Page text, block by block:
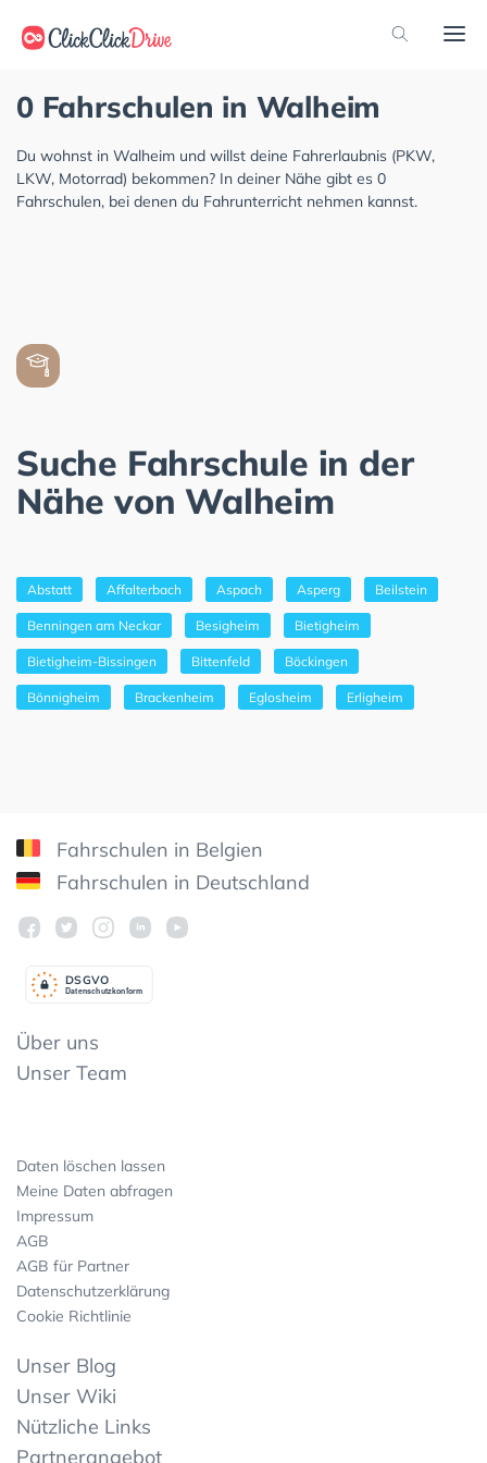
0 Fahrschulen in Walheim
Du wohnst in Walheim und willst deine Fahrerlaubnis (PKW,
LKW, Motorrad) bekommen? In deiner Nähe gibt es 0
Fahrschulen, bei denen du Fahrunterricht nehmen kannst.
Suche Fahrschule in der
Nähe von Walheim
Abstatt Affalterbach Aspach Asperg Beilstein
Benningen am Neckar Besigheim Bietigheim
Bietigheim-Bissingen Bittenfeld Böckingen
Bönnigheim Brackenheim Eglosheim Erligheim
Fahrschulen in Belgien
Fahrschulen in Deutschland
Datenschutzkonform
DSGVO
Über uns
Unser Team
Daten löschen lassen
Meine Daten abfragen
Impressum
AGB
AGB für Partner
Datenschutzerklärung
Cookie Richtlinie
Unser Blog
Unser Wiki
Nützliche Links
Partnerangebot